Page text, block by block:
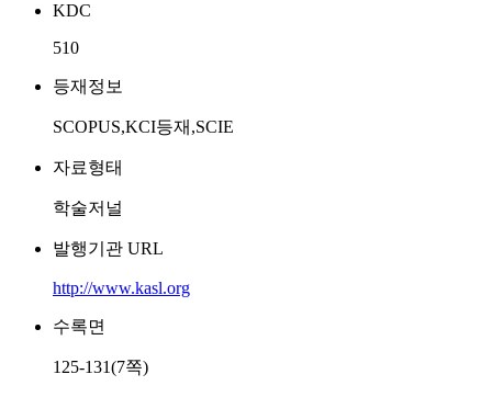
KDC
510
등재정보
SCOPUS,KCI등재,SCIE
자료형태
학술저널
발행기관 URL
http://www.kasl.org
수록면
125-131(7쪽)